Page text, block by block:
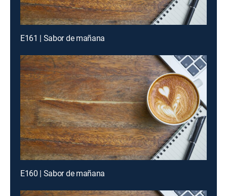
E161 | Sabor de mañana
E160 | Sabor de mañana